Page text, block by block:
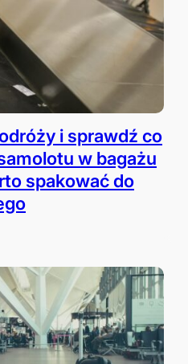
i sprawdź co
w bagażu
spakować do